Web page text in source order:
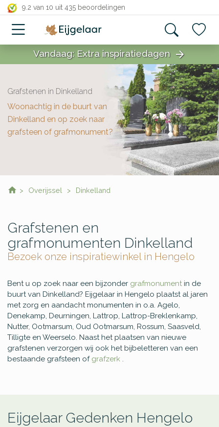
9.2 van 10 uit 435 beoordelingen
close
Vandaag: Extra inspiratiedagen arrow_forward
Grafstenen in Dinkelland
Woonachtig in de buurt van
Dinkelland en op zoek naar
grafsteen of grafmonument?
Overijssel Dinkelland
Grafstenen en
grafmonumenten Dinkelland
Bezoek onze inspiratiewinkel in Hengelo
Bent u op zoek naar een bijzonder grafmonument in de
buurt van Dinkelland? Eijgelaar in Hengelo plaatst al jaren
met zorg en aandacht monumenten in o.a. Agelo,
Denekamp, Deurningen, Lattrop, Lattrop-Breklenkamp,
Nutter, Ootmarsum, Oud Ootmarsum, Rossum, Saasveld,
Tilligte en Weerselo. Naast het plaatsen van nieuwe
grafstenen verzorgen wij ook het bijbeletteren van een
bestaande grafsteen of grafzerk .
Eijgelaar Gedenken Hengelo